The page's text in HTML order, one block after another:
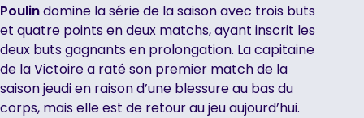
Poulindomine la série de la saison avec trois buts
et quatre points en deux matchs, ayant inscrit les
deux buts gagnants en prolongation. La capitaine
de la Victoire a raté son premier match de la
saison jeudi en raison d’une blessure au bas du
corps, mais elle est de retour au jeu aujourd’hui.